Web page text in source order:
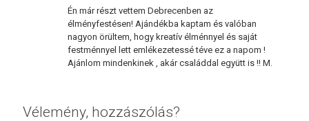
Én már részt vettem Debrecenben az
élményfestésen! Ajándékba kaptam és valóban
nagyon örültem, hogy kreatív élménnyel és saját
festménnyel lett emlékezetessé téve ez a napom !
Ajánlom mindenkinek , akár családdal együtt is !! M.
Vélemény, hozzászólás?